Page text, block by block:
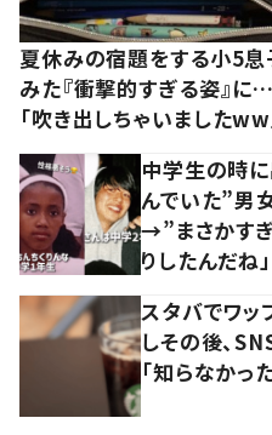
夏休みの宿題をする小5
みた『衝撃的すぎる姿』に
「吹き出しちゃいましたww
中学生の時
んでいた”男
→”まさかす
りしたんだね
スタバでワッ
しその後、
「知らなかっ